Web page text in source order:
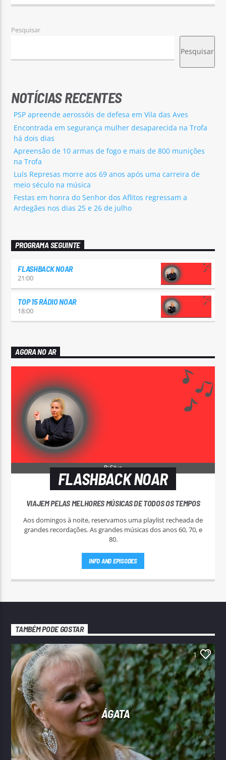
Pesquisar
Pesquisar
NOTÍCIAS RECENTES
PSP apreende aerossóis de defesa em Vila das Aves
Encontrada em segurança mulher desaparecida na Trofa
há dois dias
Apreensão de 10 armas de fogo e mais de 800 munições
na Trofa
Luís Represas morre aos 69 anos após uma carreira de
meio século na música
Festas em honra do Senhor dos Aflitos regressam a
Ardegães nos dias 25 e 26 de julho
PROGRAMA SEGUINTE
FLASHBACK NOAR
21:00
TOP 15 RÁDIO NOAR
18:00
AGORA NO AR
FLASHBACK NOAR
VIAJEM PELAS MELHORES MÚSICAS DE TODOS OS TEMPOS
Aos domingos à noite, reservamos uma playlist recheada de
grandes recordações. As grandes músicas dos anos 60, 70, e
80.
INFO AND EPISODES
TAMBÉM PODE GOSTAR
1
ÁGATA